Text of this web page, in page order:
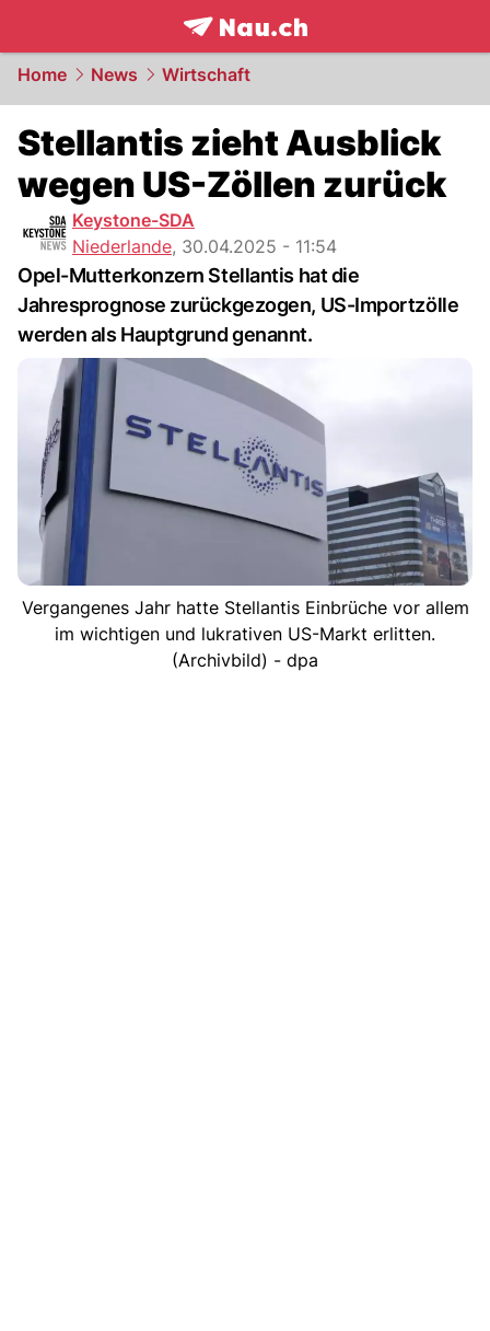
frontpage.NAU.ch
Home News Wirtschaft
Stellantis zieht Ausblick
wegen US-Zöllen zurück
Keystone-SDA
Niederlande, 30.04.2025 - 11:54
Opel-Mutterkonzern Stellantis hat die
Jahresprognose zurückgezogen, US-Importzölle
werden als Hauptgrund genannt.
Vergangenes Jahr hatte Stellantis Einbrüche vor allem
im wichtigen und lukrativen US-Markt erlitten.
(Archivbild) - dpa